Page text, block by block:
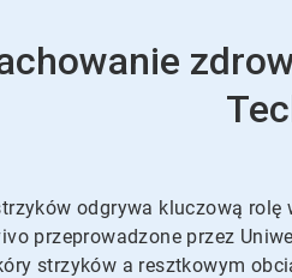
odgrywa kluczową
przeprowadzone przez
strzyków a resztkowym